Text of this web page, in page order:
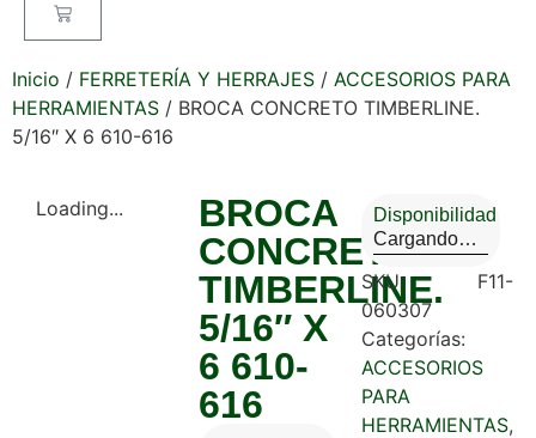
Inicio / FERRETERÍA Y HERRAJES / ACCESORIOS PARA
HERRAMIENTAS / BROCA CONCRETO TIMBERLINE.
5/16″ X 6 610-616
Loading...
BROCA
CONCRETO
TIMBERLINE.
5/16″ X
6 610-
616
Disponibilidad
Cargando…
SKU: F11-
060307
Categorías:
ACCESORIOS
PARA
HERRAMIENTAS,